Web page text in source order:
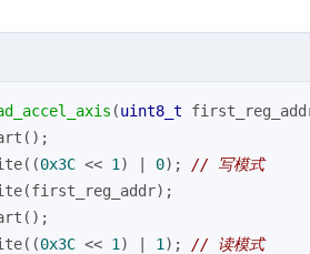
(uint8_t
0x3C << 1 ) | 0); // 写模式
0x3C << 1 ) | 1 ); // 读模式